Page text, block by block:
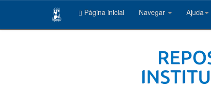
Página inicial Navegar Ajuda